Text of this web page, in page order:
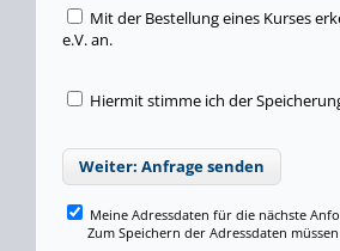
Mit der Bestellung eines Kurses
e.V. an.
Hiermit stimme ich der
Weiter: Anfrage senden
Meine Adressdaten für die nächste
Zum Speichern der Adressdaten müssen